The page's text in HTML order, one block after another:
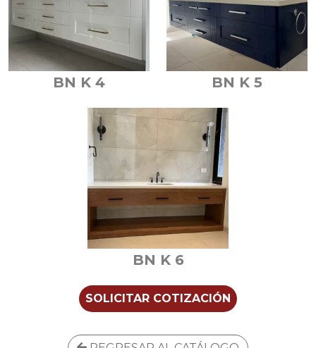
BN K 4 BN K 5
BN K 6
SOLICITAR COTIZACIÓN